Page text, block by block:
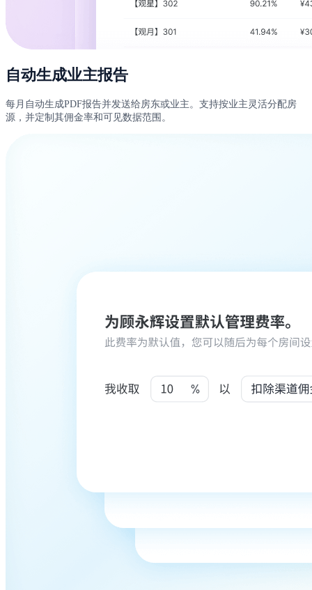
自动生成业主报告
每月自动生成PDF报告并发送给房东或业主。支持按业主灵活分配房
源，并定制其佣金率和可见数据范围。